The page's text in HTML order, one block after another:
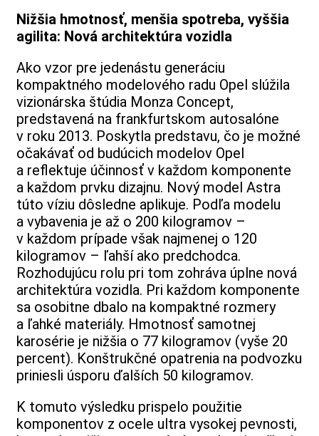
Nižšia hmotnosť, menšia spotreba, vyššia
agilita: Nová architektúra vozidla
Ako vzor pre jedenástu generáciu
kompaktného modelového radu Opel slúžila
vizionárska štúdia Monza Concept,
predstavená na frankfurtskom autosalóne
v roku 2013. Poskytla predstavu, čo je možné
očakávať od budúcich modelov Opel
a reflektuje účinnosť v každom komponente
a každom prvku dizajnu. Nový model Astra
túto víziu dôsledne aplikuje. Podľa modelu
a vybavenia je až o 200 kilogramov –
v každom prípade však najmenej o 120
kilogramov – ľahší ako predchodca.
Rozhodujúcu rolu pri tom zohráva úplne nová
architektúra vozidla. Pri každom komponente
sa osobitne dbalo na kompaktné rozmery
a ľahké materiály. Hmotnosť samotnej
karosérie je nižšia o 77 kilogramov (vyše 20
percent). Konštrukčné opatrenia na podvozku
priniesli úsporu ďalších 50 kilogramov.
K tomuto výsledku prispelo použitie
komponentov z ocele ultra vysokej pevnosti,